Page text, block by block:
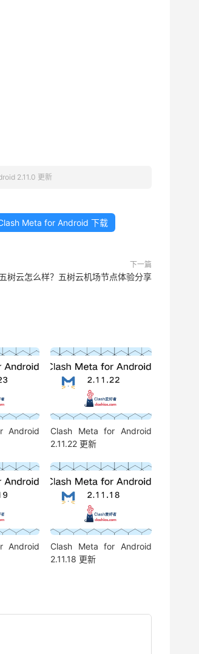
2.11.0 更新
Meta for Android 下载
下一篇
树云怎么样？五树云机场节点体验分享
Android
Clash Meta for Android
2.11.22 更新
Android
Clash Meta for Android
2.11.18 更新